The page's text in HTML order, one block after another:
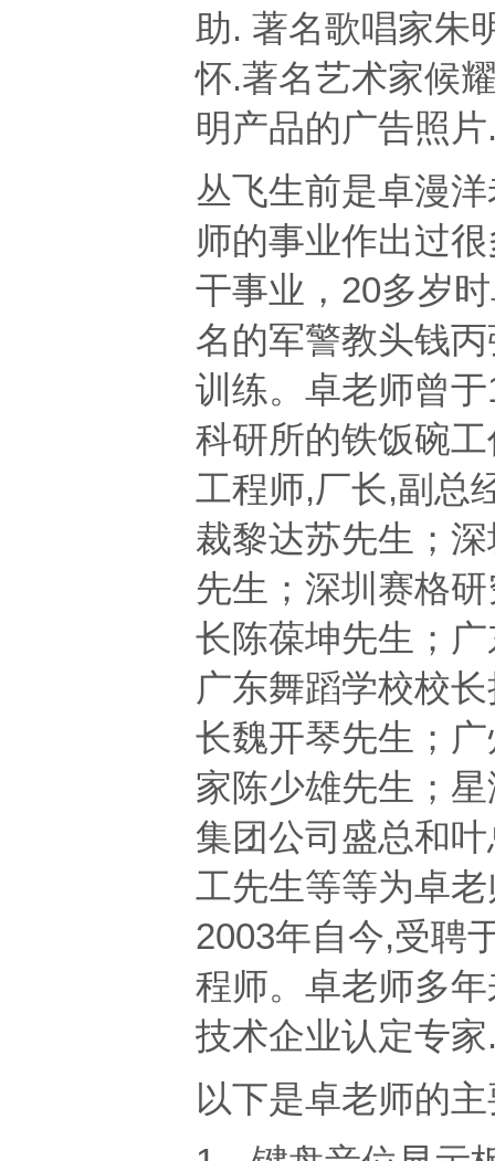
助. 著名歌唱家朱
怀.著名艺术家候
明产品的广告照片
丛飞生前是卓漫
师的事业作出过
干事业，20多岁
名的军警教头钱
训练。卓老师曾
科研所的铁饭碗工
工程师,厂长,副总
裁黎达苏先生；
先生；深圳赛格
长陈葆坤先生；
广东舞蹈学校校
长魏开琴先生；
家陈少雄先生；
集团公司盛总和
工先生等等为卓老
2003年自今,受聘
程师。卓老师多年
技术企业认定专
以下是卓老师的